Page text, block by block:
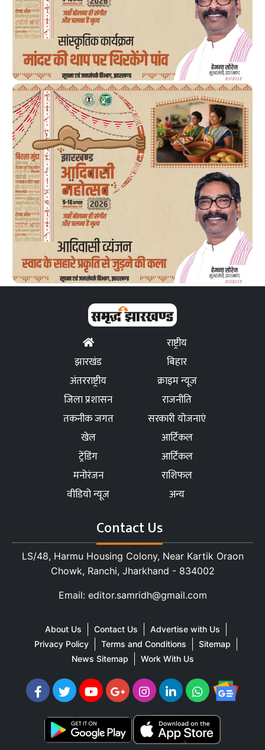
राष्ट्रीय
झारखंड
बिहार
अंतरराष्ट्रीय
क्राइम न्यूज
जिला प्रशासन
राजनीति
तकनीक जगत
सरकारी योजनाएं
खेल
आर्टिकल
ट्रेंडिंग
आर्टिकल
मनोरंजन
राशिफल
वीडियो न्यूज
अन्य
Contact Us
LS/48, Harmu Housing Colony, Near Kartik Oraon
Chowk, Ranchi, Jharkhand - 834002
Email: editor.samridh@gmail.com
About Us Contact Us
Advertise with Us
Privacy Policy
Terms and Conditions
Sitemap
News Sitemap
Work With Us